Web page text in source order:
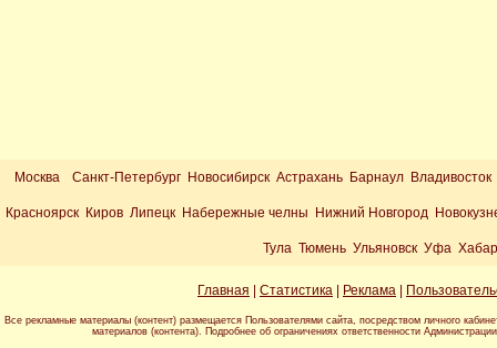
Москва Санкт-Петербург Новосибирск Астрахань Барнаул
Красноярск Киров Липецк Набережные челны Нижний Новгород
Тула Тюмень Ульяновск Уфа
Главная Статистика Реклама
Все рекламные материалы (контент) размещается Пользователями сайта, посредством личного
материалов (контента). Подробнее об ограничениях ответственности